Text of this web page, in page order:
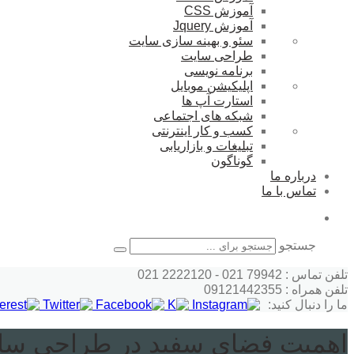
آموزش CSS
آموزش Jquery
سئو و بهینه سازی سایت
طراحی سایت
برنامه نویسی
اپلیکیشن موبایل
استارت آپ ها
شبکه های اجتماعی
کسب و کار اینترنتی
تبلیغات و بازاریابی
گوناگون
درباره ما
تماس با ما
جستجو
تلفن تماس : 79942 021 - 2222120 021
تلفن همراه : 09121442355
ما را دنبال کنید:
اهمیت فضای سفید در طراحی